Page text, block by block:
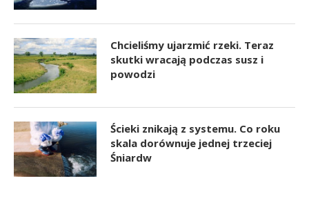
Chcieliśmy ujarzmić rzeki. Teraz
skutki wracają podczas susz i
powodzi
Ścieki znikają z systemu. Co roku
skala dorównuje jednej trzeciej
Śniardw